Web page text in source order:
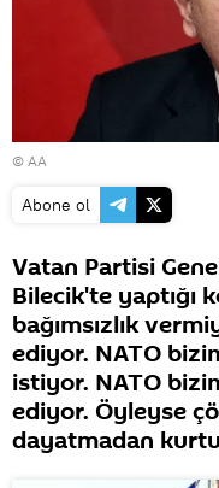
© AA
Abone ol
Vatan Partisi
Bilecik'te yaptığı
bağımsızlık
ediyor. NATO
istiyor. NATO
ediyor. Öyleyse
dayatmadan